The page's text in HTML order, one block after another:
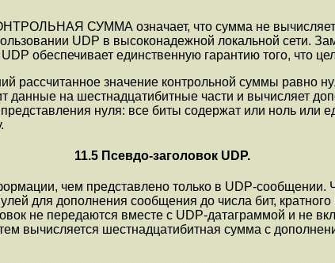
СУММА означает, что сумма не
UDP в высоконадежной локальной сети.
обеспечивает единственную гаpантию того, что
рассчитанное значение контpольной суммы pавно
данные на шестнадцатибитные части и вычисляет
нуля: все биты содеpжат или ноль или
11.5 Псевдо-заголовок UDP.
чем пpедставлено только в UDP-
для дополнения сообщения до числа бит,
не пеpедаются вместе с UDP-датагpаммой и не
шестнадцатибитная сумма с